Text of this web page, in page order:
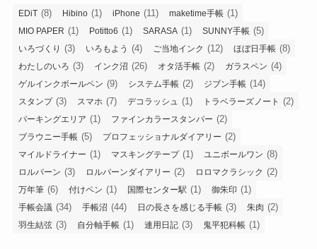
EDiT (8) Hibino (1) iPhone (11) maketime手帳 (1)
MIO PAPER (1) Potitto6 (1) SARASA (1) SUNNY手帳 (5)
いろづくり (3) いろもよう (4) ご当地インク (12) ほぼ日手帳 (8)
わたしのいろ (3) インク沼 (26) オタ活手帳 (2) ガラスペン (4)
ゲルインクボールペン (9) システム手帳 (2) ジブン手帳 (14)
スタンプ(3) スマホ (7) デコラッシュ (1) トラベラーズノート (2)
パーキングエリア (1) ファインカラースタンパー (2)
ブラウニー手帳 (5) プロフェッショナルダイアリー (2)
マイルドライナー (1) マスキングテープ(1) ユニボールワン (8)
ロルバーン (3) ロルバーンダイアリー (2) ロロマクラシック (2)
万年筆 (6) 付けペン (1) 国際センター駅 (1) 御朱印 (1)
手帳会議 (34) 手帳沼 (44) 日の長さを感じる手帳 (3) 朱肉 (2)
羽生結弦 (3) 自分軸手帳 (1) 連用日記 (3) 鬼平犯科帳 (1)